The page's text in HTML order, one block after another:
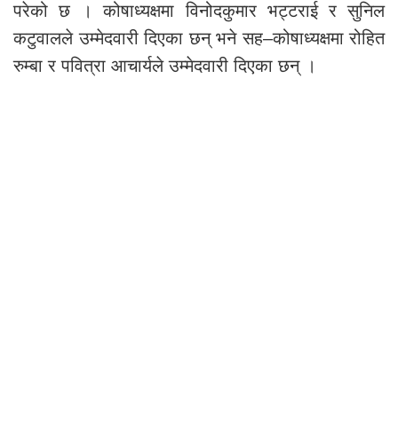
परेको छ । कोषाध्यक्षमा विनोदकुमार भट्टराई र सुनिल
कटुवालले उम्मेदवारी दिएका छन् भने सह–कोषाध्यक्षमा रोहित
रुम्बा र पवित्रा आचार्यले उम्मेदवारी दिएका छन् ।